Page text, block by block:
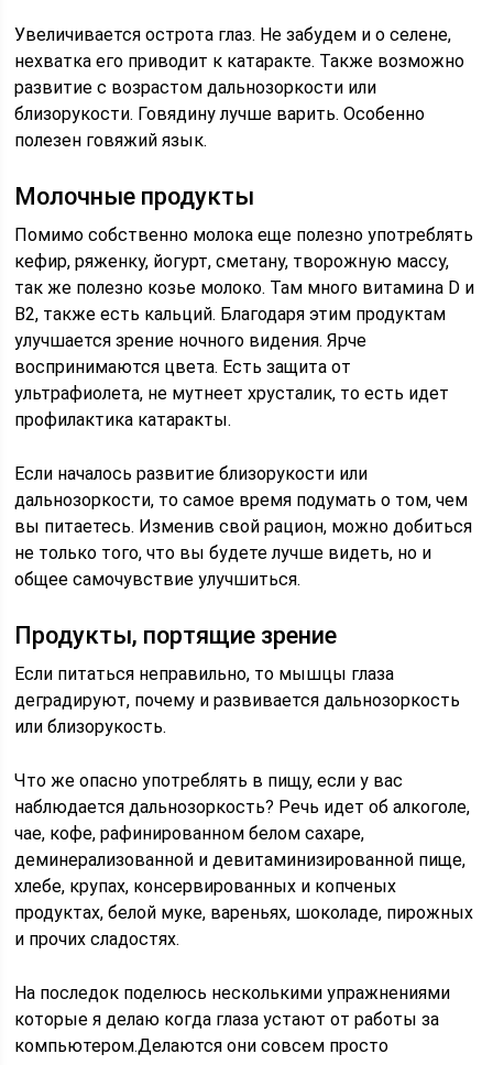
Увеличивается острота глаз. Не забудем и о селене,
нехватка его приводит к катаракте. Также возможно
развитие с возрастом дальнозоркости или
близорукости. Говядину лучше варить. Особенно
полезен говяжий язык.
Молочные продукты
Помимо собственно молока еще полезно употреблять
кефир, ряженку, йогурт, сметану, творожную массу,
так же полезно козье молоко. Там много витамина D и
В2, также есть кальций. Благодаря этим продуктам
улучшается зрение ночного видения. Ярче
воспринимаются цвета. Есть защита от
ультрафиолета, не мутнеет хрусталик, то есть идет
профилактика катаракты.
Если началось развитие близорукости или
дальнозоркости, то самое время подумать о том, чем
вы питаетесь. Изменив свой рацион, можно добиться
не только того, что вы будете лучше видеть, но и
общее самочувствие улучшиться.
Продукты, портящие зрение
Если питаться неправильно, то мышцы глаза
деградируют, почему и развивается дальнозоркость
или близорукость.
Что же опасно употреблять в пищу, если у вас
наблюдается дальнозоркость? Речь идет об алкоголе,
чае, кофе, рафинированном белом сахаре,
деминерализованной и девитаминизированной пище,
хлебе, крупах, консервированных и копченых
продуктах, белой муке, вареньях, шоколаде, пирожных
и прочих сладостях.
На последок поделюсь несколькими упражнениями
которые я делаю когда глаза устают от работы за
компьютером.Делаются они совсем просто